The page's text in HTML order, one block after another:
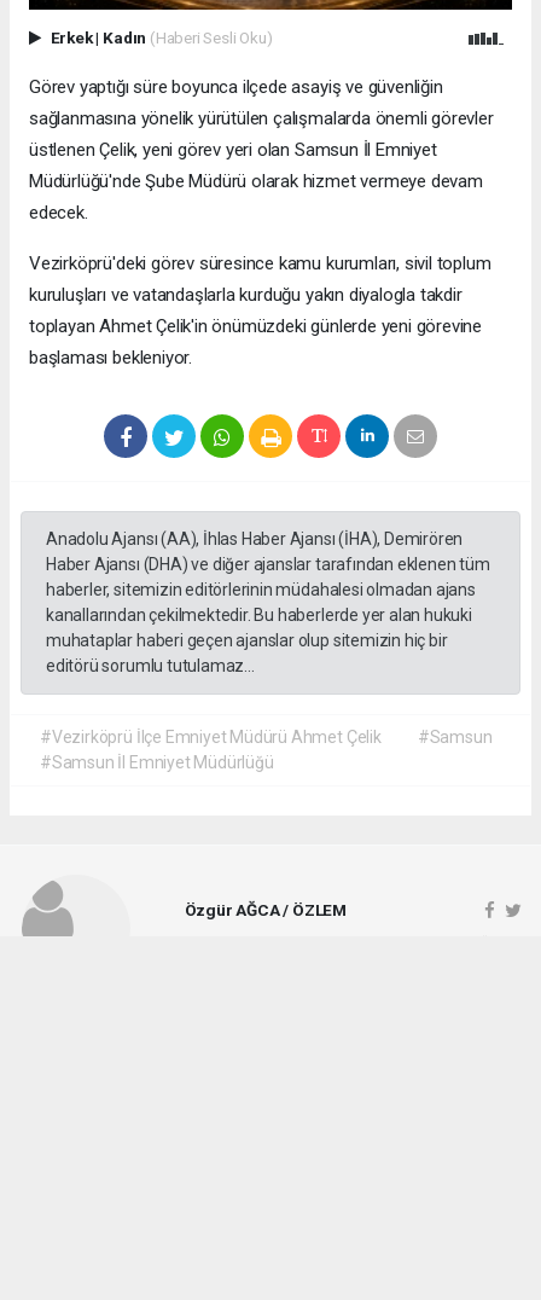
Erkek| Kadın (Haberi Sesli Oku)
Görev yaptığı süre boyunca ilçede asayiş ve güvenliğin
sağlanmasına yönelik yürütülen çalışmalarda önemli görevler
üstlenen Çelik, yeni görev yeri olan Samsun İl Emniyet
Müdürlüğü'nde Şube Müdürü olarak hizmet vermeye devam
edecek.
Vezirköprü'deki görev süresince kamu kurumları, sivil toplum
kuruluşları ve vatandaşlarla kurduğu yakın diyalogla takdir
toplayan Ahmet Çelik'in önümüzdeki günlerde yeni görevine
başlaması bekleniyor.
Anadolu Ajansı (AA), İhlas Haber Ajansı (İHA), Demirören
Haber Ajansı (DHA) ve diğer ajanslar tarafından eklenen tüm
haberler, sitemizin editörlerinin müdahalesi olmadan ajans
kanallarından çekilmektedir. Bu haberlerde yer alan hukuki
muhataplar haberi geçen ajanslar olup sitemizin hiç bir
editörü sorumlu tutulamaz...
#Vezirköprü İlçe Emniyet Müdürü Ahmet Çelik
#Samsun
#Samsun İl Emniyet Müdürlüğü
Özgür AĞCA / ÖZLEM